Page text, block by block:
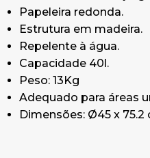
Papeleira redonda.
Estrutura em madeira.
Repelente à água.
Capacidade 40l.
Peso: 13Kg
Adequado para áreas
Dimensões: Ø45 x